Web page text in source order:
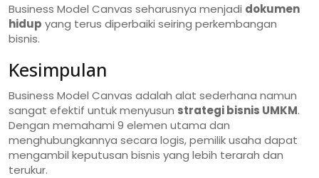
Business Model Canvas seharusnya menjadi dokumen
hidup yang terus diperbaiki seiring perkembangan
bisnis.
Kesimpulan
Business Model Canvas adalah alat sederhana namun
sangat efektif untuk menyusun strategi bisnis UMKM.
Dengan memahami 9 elemen utama dan
menghubungkannya secara logis, pemilik usaha dapat
mengambil keputusan bisnis yang lebih terarah dan
terukur.